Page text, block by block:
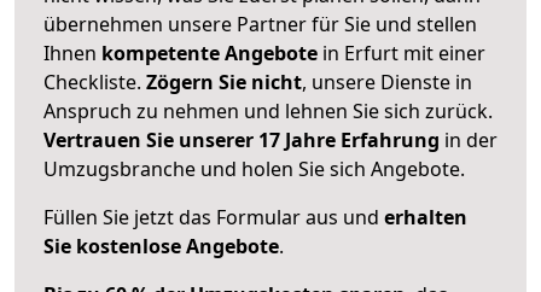
übernehmen unsere Partner für Sie und stellen
Ihnen kompetente Angebote in Erfurt mit einer
Checkliste. Zögern Sie nicht, unsere Dienste in
Anspruch zu nehmen und lehnen Sie sich zurück.
Vertrauen Sie unserer 17 Jahre Erfahrung in der
Umzugsbranche und holen Sie sich Angebote.
Füllen Sie jetzt das Formular aus und erhalten
Sie kostenlose Angebote.